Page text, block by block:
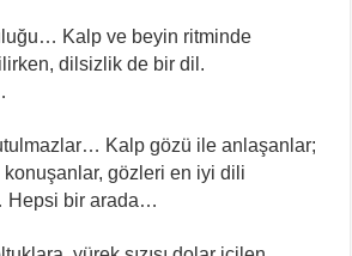
Kalp ve beyin ritminde
dilsizlik de bir dil.
Kalp gözü ile anlaşanlar;
konuşanlar, gözleri en iyi dili
Hepsi bir arada…